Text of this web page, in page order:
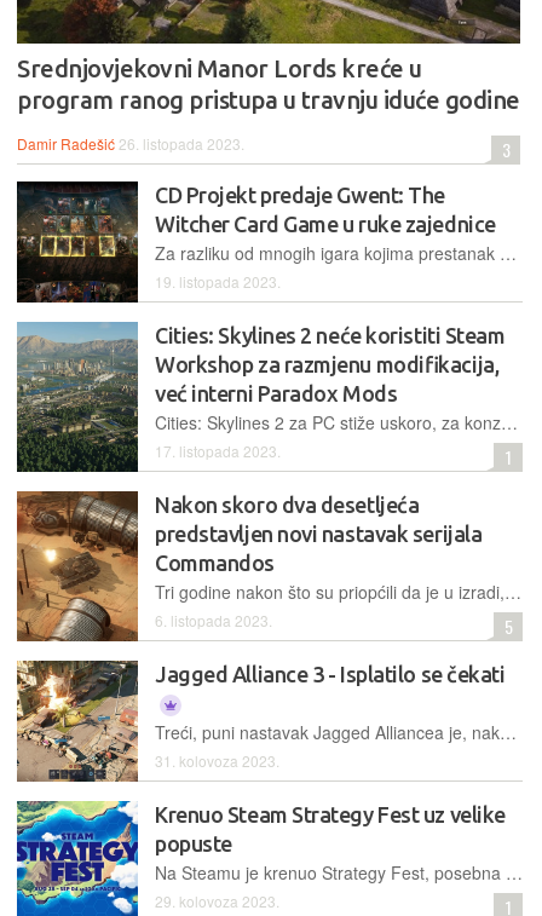
Srednjovjekovni Manor Lords kreće u
program ranog pristupa u travnju iduće godine
Damir Radešić 26. listopada 2023. 3
CD Projekt predaje Gwent: The
Witcher Card Game u ruke zajednice
Za razliku od mnogih igara kojima prestanak službene podrške developera donosi i gašenje, CD Projekt je svoj Gwent: The Witcher Card Game odlučio pokloniti zajednici
19. listopada 2023.
Cities: Skylines 2 neće koristiti Steam
Workshop za razmjenu modifikacija,
već interni Paradox Mods
Cities: Skylines 2 za PC stiže uskoro, za konzole nešto kasnije, a Paradox dijeli nove detalje koji kod vjernih fanova izazivaju čuđenje, pa čak i razočaranje
17. listopada 2023. 1
Nakon skoro dva desetljeća
predstavljen novi nastavak serijala
Commandos
Tri godine nakon što su priopćili da je u izradi, Kalypso Media je službeno predstavio Commandos: Origins uz povratak omiljenih likova i zarazne igrivosti
6. listopada 2023. 5
Jagged Alliance 3 - Isplatilo se čekati
Treći, puni nastavak Jagged Alliancea je, nakon niza mlakih spin-offova, napokon pokrenuo taj serijal u pravom smjeru, kojim je odavno trebao zaploviti
31. kolovoza 2023.
Krenuo Steam Strategy Fest uz velike
popuste
Na Steamu je krenuo Strategy Fest, posebna rasprodaja tijekom koje se brojne poznate i manje poznate strategije nude uz značajne popuste
29. kolovoza 2023. 1